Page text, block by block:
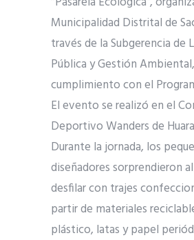
Municipalidad Distrital de
través de la Subgerencia de
Pública y Gestión
cumplimiento con el
El evento se realizó en el
Deportivo Wanders de
Durante la jornada, los
diseñadores sorprendieron
desfilar con trajes
partir de materiales
plástico, latas y papel